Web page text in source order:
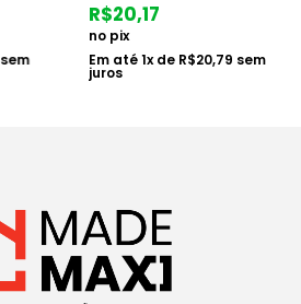
R$20,17
no pix
Em até1x deR$20,79sem
juros